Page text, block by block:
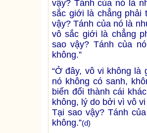
vậy? Tánh của nó là
sắc giới là chẳng phải
vậy? Tánh của nó là
vô sắc giới là chẳng
sao vậy? Tánh của
không.”
“Ở đây, vô vi không
nó không có sanh,
biến đổi thành cái
không, lý do bởi vì vô
Tại sao vậy? Tánh
không.”(d)